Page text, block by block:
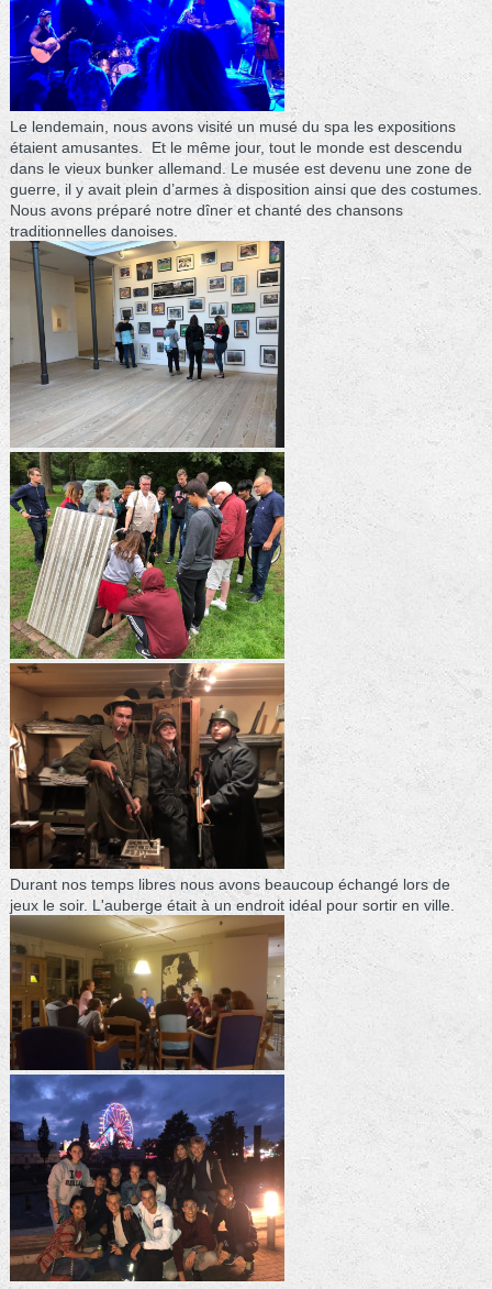
Le lendemain, nous avons visité un musé du spa les expositions
étaient amusantes. Et le même jour, tout le monde est descendu
dans le vieux bunker allemand. Le musée est devenu une zone de
guerre, il y avait plein d’armes à disposition ainsi que des costumes.
Nous avons préparé notre dîner et chanté des chansons
traditionnelles danoises.
Durant nos temps libres nous avons beaucoup échangé lors de
jeux le soir. L'auberge était à un endroit idéal pour sortir en ville.